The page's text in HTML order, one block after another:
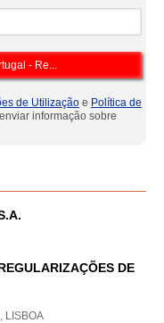
de Utilização e Política de
informação sobre
DE
LISBOA